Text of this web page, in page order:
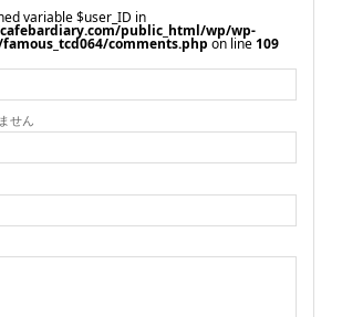
variable $user_ID in
public_html/wp/wp-
comments.php on line109
ません